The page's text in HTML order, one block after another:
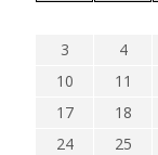
3
4
10
11
17
18
24
25